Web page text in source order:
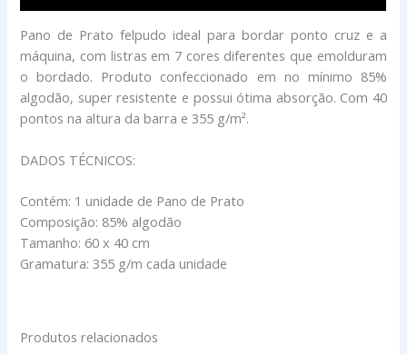
Pano de Prato felpudo ideal para bordar ponto cruz e a
máquina, com listras em 7 cores diferentes que emolduram
o bordado. Produto confeccionado em no mínimo 85%
algodão, super resistente e possui ótima absorção. Com 40
pontos na altura da barra e 355 g/m².
DADOS TÉCNICOS:
Contém: 1 unidade de Pano de Prato
Composição: 85% algodão
Tamanho: 60 x 40 cm
Gramatura: 355 g/m cada unidade
Produtos relacionados